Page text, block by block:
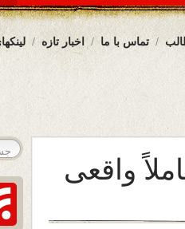
اخبار تازه تماس با ما
واقعی